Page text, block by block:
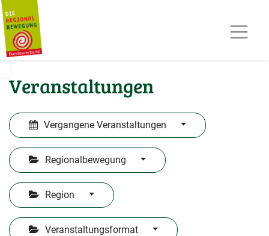
MITGLIED WERDEN
Veranstaltungen
Vergangene Veranstaltungen
Regionalbewegung
Region
Veranstaltungsformat